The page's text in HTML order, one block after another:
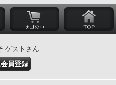
ゲストさん
員登録